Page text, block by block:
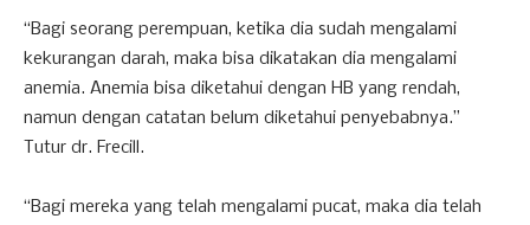
“Bagi seorang perempuan, ketika dia sudah mengalami
kekurangan darah, maka bisa dikatakan dia mengalami
anemia. Anemia bisa diketahui dengan HB yang rendah,
namun dengan catatan belum diketahui penyebabnya.”
Tutur dr. Frecill.
“Bagi mereka yang telah mengalami pucat, maka dia telah